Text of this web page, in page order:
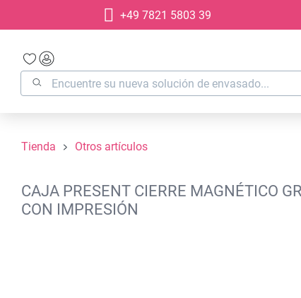
Saltar a la navegación principal
+49 7821 5803 39
Tienda Otros artículos
CAJA PRESENT CIERRE MAGNÉTICO
CON IMPRESIÓN